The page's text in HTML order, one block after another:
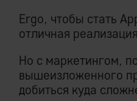
Ergo, чтобы стать
отличная
Но с маркетингом,
вышеизложенного
добиться куда